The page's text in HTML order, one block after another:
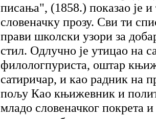
писања", (1858.) показао је
словеначку прозу. Сви ти
прави школски узори за
стил. Одлучно је утицао на
филологпуриста, оштар
сатиричар, и као радник на
пољу Као књижевник и
младо словеначког покрета